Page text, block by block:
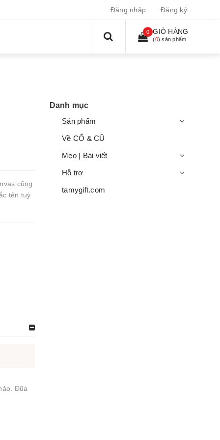
Đăng nhập Đăng ký
0 GIỎ HÀNG
(0) sản phẩm
cũng
tên tuỳ
Đũa
Danh mục
Sản phẩm
Về CỔ & CŨ
Mẹo | Bài viết
Hỗ trợ
tamygift.com